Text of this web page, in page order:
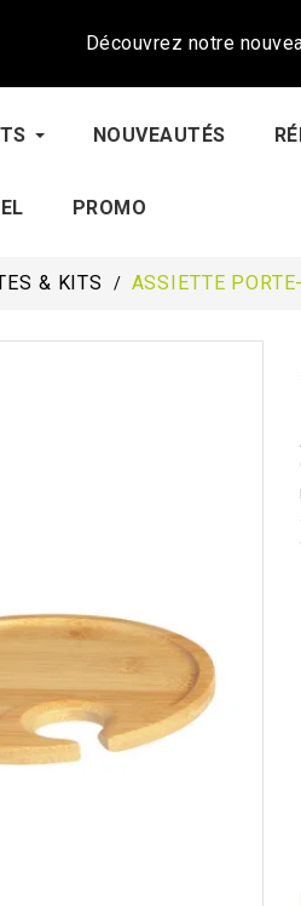
Découvrez notre
NOUVEAUTÉS
PROMO
& KITS ASSIETTE